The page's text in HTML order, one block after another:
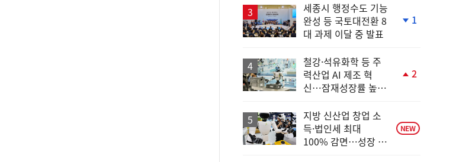
세종시 행정수도 기능
완성 등 국토대전환 8
대 과제 이달 중 발표
1
철강·석유화학 등 주
력산업 AI 제조 혁
신…잠재성장률 높인
2
지방 신산업 창업 소
득·법인세 최대
100% 감면…성장 지
NEW